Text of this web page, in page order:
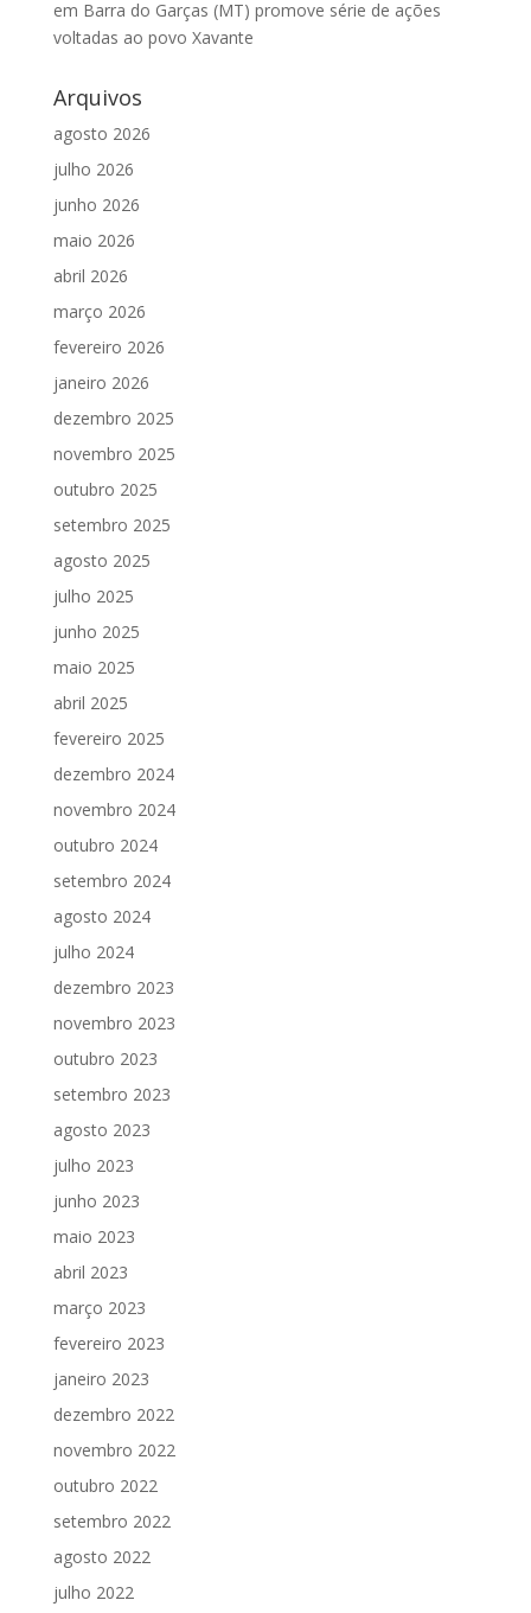
em Barra do Garças (MT) promove série de ações
voltadas ao povo Xavante
Arquivos
agosto 2026
julho 2026
junho 2026
maio 2026
abril 2026
março 2026
fevereiro 2026
janeiro 2026
dezembro 2025
novembro 2025
outubro 2025
setembro 2025
agosto 2025
julho 2025
junho 2025
maio 2025
abril 2025
fevereiro 2025
dezembro 2024
novembro 2024
outubro 2024
setembro 2024
agosto 2024
julho 2024
dezembro 2023
novembro 2023
outubro 2023
setembro 2023
agosto 2023
julho 2023
junho 2023
maio 2023
abril 2023
março 2023
fevereiro 2023
janeiro 2023
dezembro 2022
novembro 2022
outubro 2022
setembro 2022
agosto 2022
julho 2022